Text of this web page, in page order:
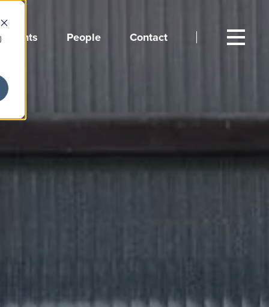
Events People Contact